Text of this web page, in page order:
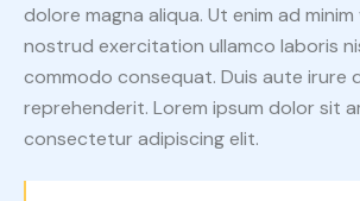
dolore magna aliqua. Ut enim ad minim
nostrud exercitation ullamco laboris
commodo consequat. Duis aute irure
reprehenderit. Lorem ipsum dolor sit
consectetur adipiscing elit.